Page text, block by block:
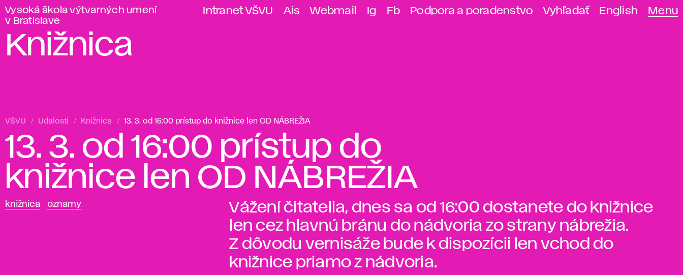
Vysoká škola výtvarných umení
v Bratislave
Intranet VŠVU Ais Webmail Ig Fb Podpora a poradenstvo Vyhľadať English Menu
Knižnica
VŠVU Udalosti Knižnica 13. 3. od 16:00 prístup do knižnice len OD NÁBREŽIA
13. 3. od 16:00 prístup do
knižnice len OD NÁBREŽIA
knižnica oznamy
Vážení čitatelia, dnes sa od 16:00 dostanete do knižnice
len cez hlavnú bránu do nádvoria zo strany nábrežia.
Z dôvodu vernisáže bude k dispozícii len vchod do
knižnice priamo z nádvoria.